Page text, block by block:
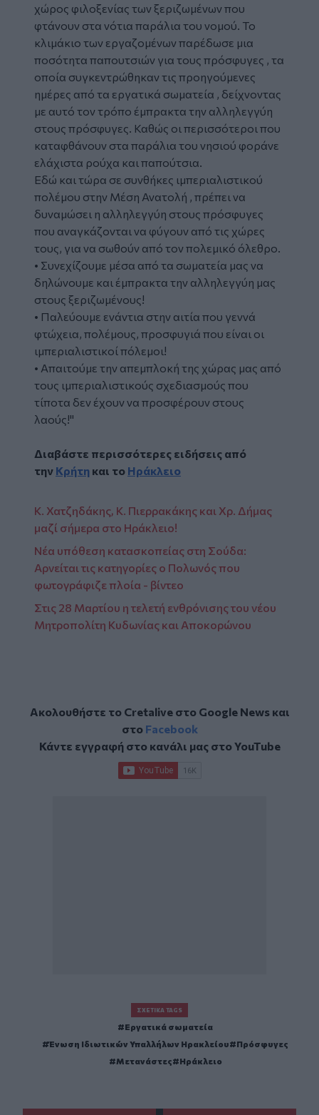
χώρος φιλοξενίας των ξεριζωμένων που
φτάνουν στα νότια παράλια του νομού. Το
κλιμάκιο των εργαζομένων παρέδωσε μια
ποσότητα παπουτσιών για τους πρόσφυγες , τα
οποία συγκεντρώθηκαν τις προηγούμενες
ημέρες από τα εργατικά σωματεία , δείχνοντας
με αυτό τον τρόπο έμπρακτα την αλληλεγγύη
στους πρόσφυγες. Καθώς οι περισσότεροι που
καταφθάνουν στα παράλια του νησιού φοράνε
ελάχιστα ρούχα και παπούτσια.
Εδώ και τώρα σε συνθήκες ιμπεριαλιστικού
πολέμου στην Μέση Ανατολή , πρέπει να
δυναμώσει η αλληλεγγύη στους πρόσφυγες
που αναγκάζονται να φύγουν από τις χώρες
τους, για να σωθούν από τον πολεμικό όλεθρο.
• Συνεχίζουμε μέσα από τα σωματεία μας να
δηλώνουμε και έμπρακτα την αλληλεγγύη μας
στους ξεριζωμένους!
• Παλεύουμε ενάντια στην αιτία που γεννά
φτώχεια, πολέμους, προσφυγιά που είναι οι
ιμπεριαλιστικοί πόλεμοι!
• Απαιτούμε την απεμπλοκή της χώρας μας από
τους ιμπεριαλιστικούς σχεδιασμούς που
τίποτα δεν έχουν να προσφέρουν στους
λαούς!"
Διαβάστε περισσότερες ειδήσεις από
την Κρήτη και το Ηράκλειο
Κ. Χατζηδάκης, Κ. Πιερρακάκης και Χρ. Δήμας
μαζί σήμερα στο Ηράκλειο!
Νέα υπόθεση κατασκοπείας στη Σούδα:
Αρνείται τις κατηγορίες ο Πολωνός που
φωτογράφιζε πλοία - βίντεο
Στις 28 Μαρτίου η τελετή ενθρόνισης του νέου
Μητροπολίτη Κυδωνίας και Αποκορώνου
Ακολουθήστε το Cretalive στο Google Newsκαι
στο Facebook
Κάντε εγγραφή στο κανάλι μας στοYouTube
ΣΧΕΤΙΚΆ TAGS
Εργατικά σωματεία
Ένωση Ιδιωτικών Υπαλλήλων Ηρακλείου
Πρόσφυγες
Μετανάστες
Ηράκλειο